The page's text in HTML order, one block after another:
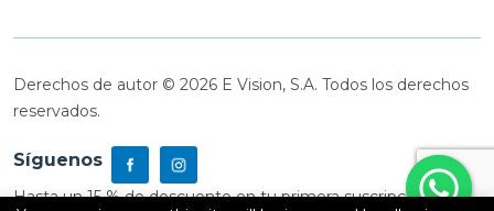
Derechos de autor © 2026 E Vision, S.A. Todos los derechos
reservados.
Síguenos
Hasta un 15 % de descuento en tu primera suscripción